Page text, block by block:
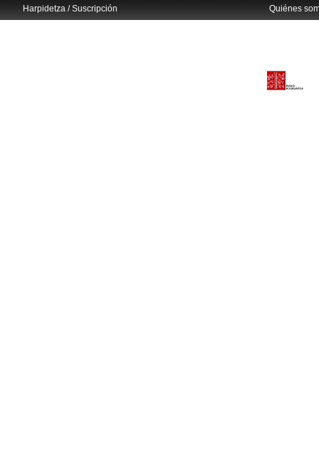
Harpidetza / Suscripción Quiénes